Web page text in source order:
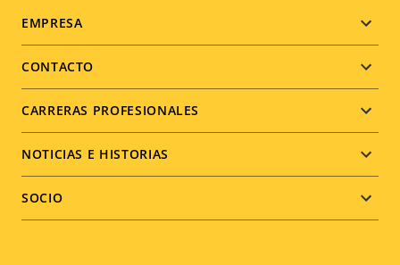
Footer
menu
EMPRESA
CONTACTO
CARRERAS PROFESIONALES
NOTICIAS E HISTORIAS
SOCIO